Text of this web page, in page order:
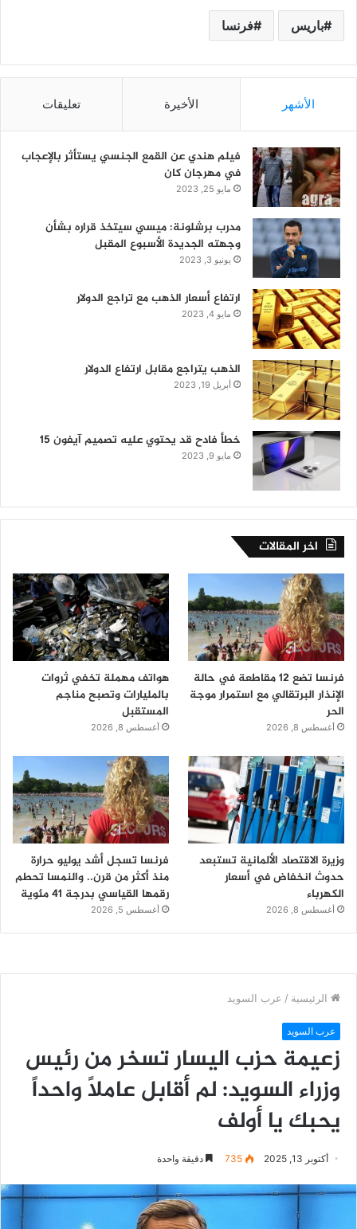
باريس فرنسا
الأشهر الأخيرة تعليقات
فيلم هندي عن القمع الجنسي يستأثر بالإعجاب
في مهرجان كان
مايو 25, 2023
مدرب برشلونة: ميسي سيتخذ قراره بشأن
وجهته الجديدة الأسبوع المقبل
يونيو 3, 2023
ارتفاع أسعار الذهب مع تراجع الدولار
مايو 4, 2023
الذهب يتراجع مقابل ارتفاع الدولار
أبريل 19, 2023
خطأ فادح قد يحتوي عليه تصميم آيفون 15
مايو 9, 2023
اخر المقالات
فرنسا تضع 12 مقاطعة في حالة
الإنذار البرتقالي مع استمرار موجة
الحر
أغسطس 8, 2026
هواتف مهملة تخفي ثروات
بالمليارات وتصبح مناجم
المستقبل
أغسطس 8, 2026
وزيرة الاقتصاد الألمانية تستبعد
حدوث انخفاض في أسعار
الكهرباء
أغسطس 8, 2026
فرنسا تسجل أشد يوليو حرارة
منذ أكثر من قرن.. والنمسا تحطم
رقمها القياسي بدرجة 41 مئوية
أغسطس 5, 2026